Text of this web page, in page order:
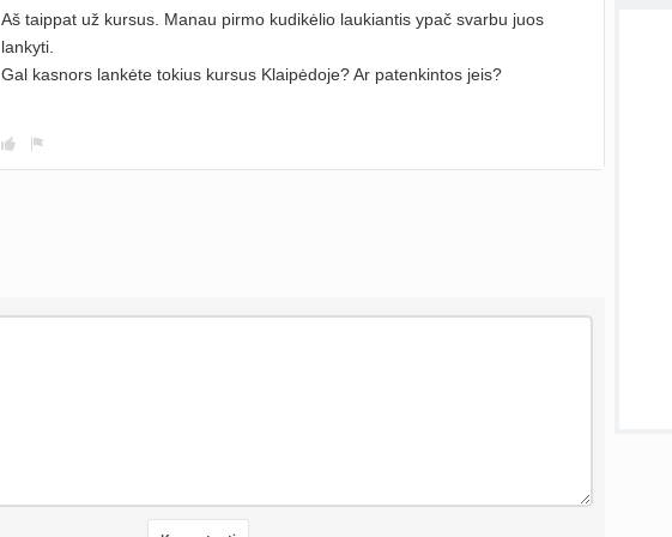
Aš taippat už kursus. Manau pirmo kudikėlio laukiantis ypač svarbu juos
lankyti.
Gal kasnors lankėte tokius kursus Klaipėdoje? Ar patenkintos jeis?